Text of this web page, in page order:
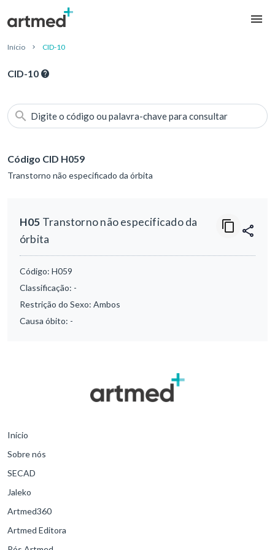
Início CID-10
CID-10
Digite o código ou palavra-chave para consultar
Código CID H059
Transtorno não especificado da órbita
H05 Transtorno não especificado da
órbita
Código: H059
Classificação: -
Restrição do Sexo: Ambos
Causa óbito: -
Início
Sobre nós
SECAD
Jaleko
Artmed360
Artmed Editora